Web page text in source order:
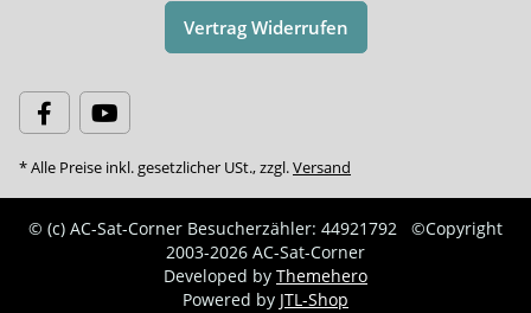
Vertrag Widerrufen
* Alle Preise inkl. gesetzlicher USt., zzgl.Versand
© (c) AC-Sat-Corner Besucherzähler: 44921792
©Copyright
2003-2026 AC-Sat-Corner
Developed by Themehero
Powered by JTL-Shop